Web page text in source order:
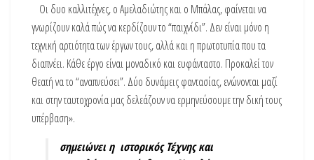
Οι δυο καλλιτέχνες, ο Αμελαδιώτης και ο Μπάλας, φαίνεται να
γνωρίζουν καλά πώς να κερδίζουν το “παιχνίδι”. Δεν είναι μόνο η
τεχνική αρτιότητα των έργων τους, αλλά και η πρωτοτυπία που τα
διαπνέει. Κάθε έργο είναι μοναδικό και ευφάνταστο. Προκαλεί τον
θεατή να το “αναπνεύσει”. Δύο δυνάμεις φαντασίας, ενώνονται μαζί
και στην ταυτοχρονία μας δελεάζουν να ερμηνεύσουμε την δική τους
υπέρβαση».
σημειώνει η ιστορικός Τέχνης και